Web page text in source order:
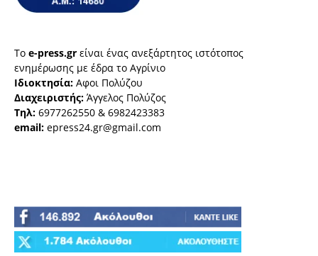
Το e-press.gr είναι ένας ανεξάρτητος ιστότοπος
ενημέρωσης με έδρα το Αγρίνιο
Ιδιοκτησία: Αφοι Πολύζου
Διαχειριστής: Άγγελος Πολύζος
Τηλ: 6977262550 & 6982423383
email: epress24.gr@gmail.com